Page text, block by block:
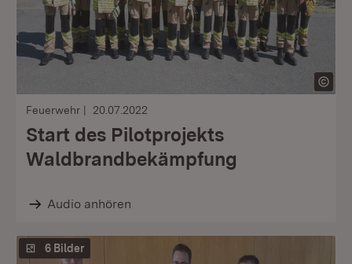
Feuerwehr 20.07.2022
Start des Pilotprojekts
Waldbrandbekämpfung
Audio anhören
6 Bilder